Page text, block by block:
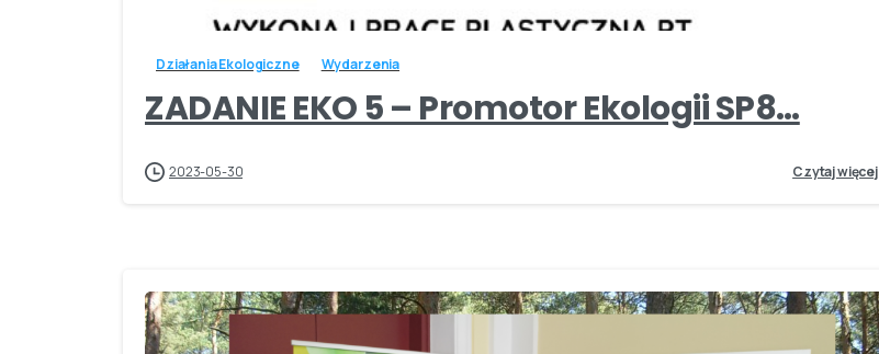
Działania Ekologiczne Wydarzenia
ZADANIE EKO 5 – Promotor Ekologii SP8…
2023-05-30 Czytaj więcej